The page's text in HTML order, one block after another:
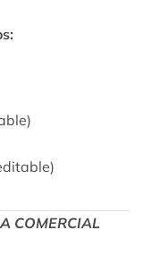
COMERCIAL